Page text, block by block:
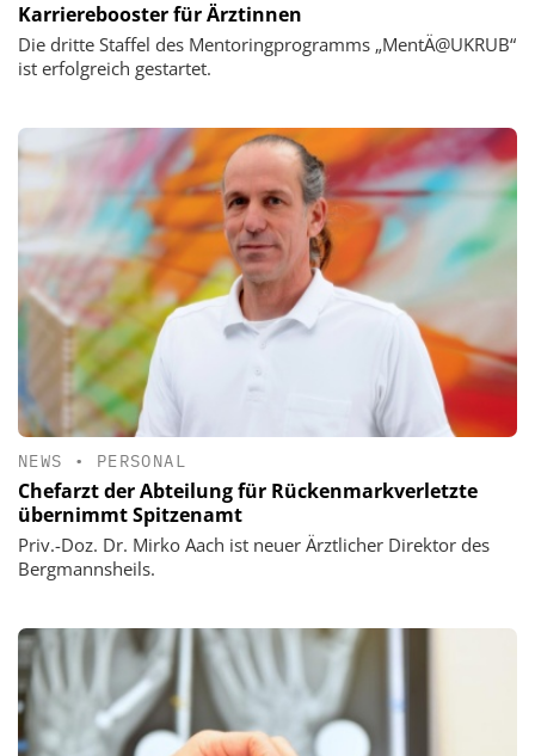
Karrierebooster für Ärztinnen
Die dritte Staffel des Mentoringprogramms „MentÄ@UKRUB“
ist erfolgreich gestartet.
NEWS • PERSONAL
Chefarzt der Abteilung für Rückenmarkverletzte
übernimmt Spitzenamt
Priv.-Doz. Dr. Mirko Aach ist neuer Ärztlicher Direktor des
Bergmannsheils.